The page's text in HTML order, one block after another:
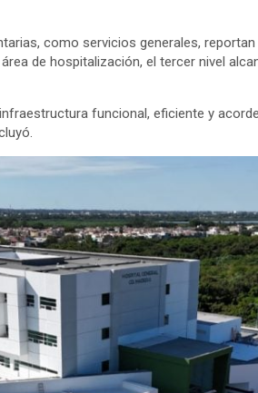
como servicios generales,
de hospitalización, el tercer nivel
funcional, eficiente y